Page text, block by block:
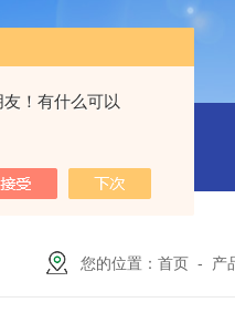
！有什么可以
筒 CHMLAB无黏合剂玻
您的位置： 首页 - 产